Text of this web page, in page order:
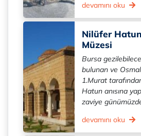
devamını oku
Nilüfer
Müzesi
Bursa
bulunan ve
1.Murat
Hatun anısına
zaviye
devamını oku